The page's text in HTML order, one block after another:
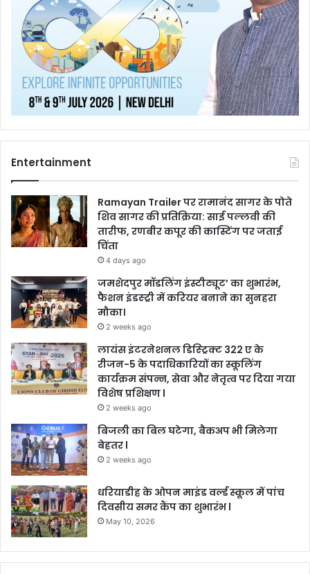
Entertainment
Ramayan Trailer पर रामानंद सागर के पोते
शिव सागर की प्रतिक्रिया: साई पल्लवी की
तारीफ, रणबीर कपूर की कास्टिंग पर जताई
चिंता
4 days ago
जमशेदपुर मॉडलिंग इंस्टीट्यूट’ का शुभारंभ,
फैशन इंडस्ट्री में करियर बनाने का सुनहरा
मौका।
2 weeks ago
लायंस इंटरनेशनल डिस्ट्रिक्ट 322 ए के
रीजन-5 के पदाधिकारियों का स्कूलिंग
कार्यक्रम संपन्न, सेवा और नेतृत्व पर दिया गया
विशेष प्रशिक्षण l
2 weeks ago
बिजली का बिल घटेगा, बैकअप भी मिलेगा
बेहतर l
2 weeks ago
धरियाडीह के ओपन माइंड वर्ल्ड स्कूल में पांच
दिवसीय समर कैंप का शुभारंभ l
May 10, 2026